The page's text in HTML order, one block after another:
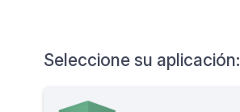
Seleccione su aplicación: